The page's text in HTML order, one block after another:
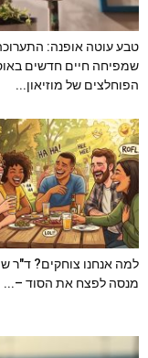
טבע עוטה אופנה:
שמפיחה חיים חדשים
הפוחלצים של מוזיאון...
למה אנחנו צוחקים? ד"ר
מנסה לפצח את הסוד –...